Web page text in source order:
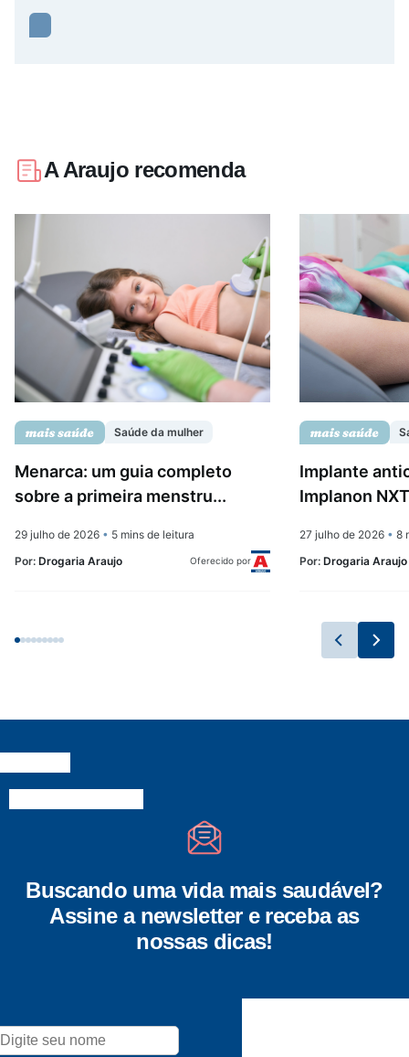
A Araujo recomenda
Saúde da mulher
Menarca: um guia completo
sobre a primeira menstru...
29 julho de 2026 • 5 mins de leitura
Por: Drogaria Araujo Oferecido por
Implante
Implanon
27 julho de 2026 • 8
Por: Drogaria Araujo
Buscando uma vida mais saudável?
Assine a newsletter e receba as
nossas dicas!